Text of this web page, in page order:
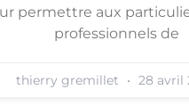
permettre aux
professionnels de
thierry gremillet 28 avril